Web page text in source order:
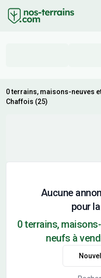
0 terrains, maisons-neuves
Chaffois (25)
Aucune
pour
0 terrains,
neufs à